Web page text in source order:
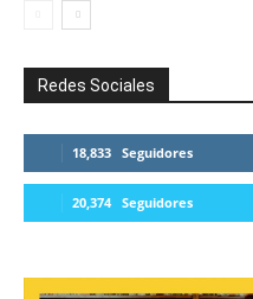
Redes Sociales
18,833 Seguidores
20,374 Seguidores